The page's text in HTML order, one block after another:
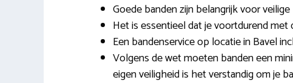
Goede banden zijn belangrijk voor
Het is essentieel dat je voortdurend met
Een bandenservice op locatie in Bavel
Volgens de wet moeten banden een
eigen veiligheid is het verstandig om je